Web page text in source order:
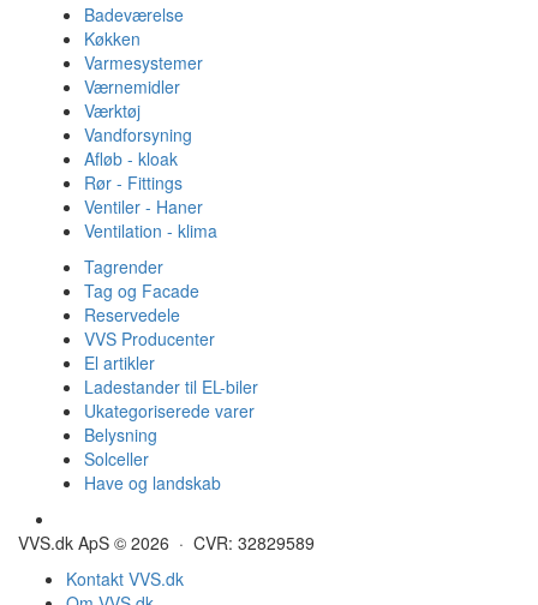
Badeværelse
Køkken
Varmesystemer
Værnemidler
Værktøj
Vandforsyning
Afløb - kloak
Rør - Fittings
Ventiler - Haner
Ventilation - klima
Tagrender
Tag og Facade
Reservedele
VVS Producenter
El artikler
Ladestander til EL-biler
Ukategoriserede varer
Belysning
Solceller
Have og landskab
VVS.dk ApS © 2026 · CVR: 32829589
Kontakt VVS.dk